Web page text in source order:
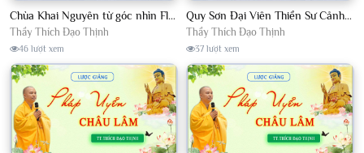
Chùa Khai Nguyên từ góc nhìn Flycam
Thầy Thích Đạo Thịnh
46 lượt xem
Quy Sơn Đại Viên Thiền Sư Cảnh Sách Văn - HT Thích Thanh Từ Việt dịch
Thầy Thích Đạo Thịnh
37 lượt xem